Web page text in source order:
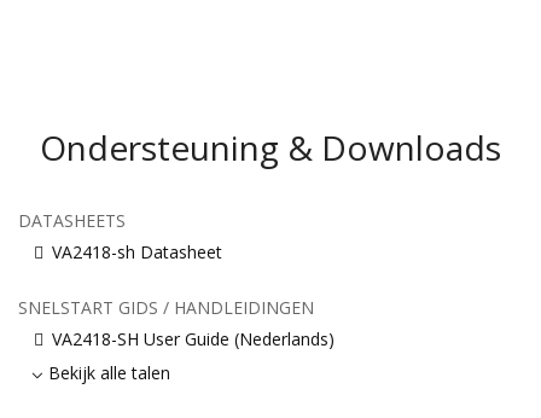
Ondersteuning & Downloads
DATASHEETS
VA2418-sh Datasheet
SNELSTART GIDS / HANDLEIDINGEN
VA2418-SH User Guide (Nederlands)
Bekijk alle talen